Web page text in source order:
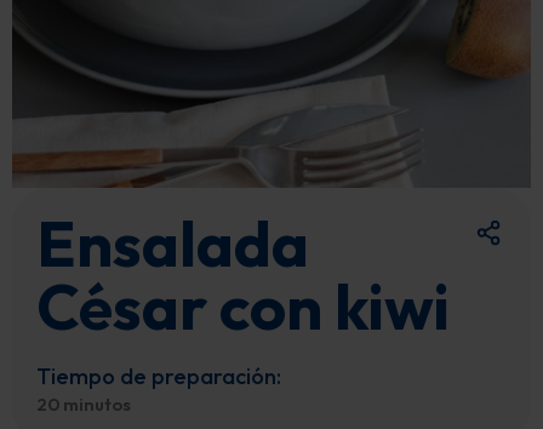
Ensalada
César con kiwi
Tiempo de preparación:
20 minutos